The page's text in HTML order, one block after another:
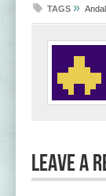
TAGS »
Leave A